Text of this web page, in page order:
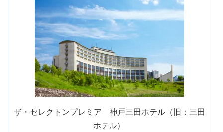
ザ・セレクトンプレミア 神戸三田ホテル（旧：三田
ホテル）